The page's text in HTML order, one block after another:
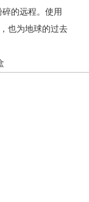
的远程。使用
也为地球的过去